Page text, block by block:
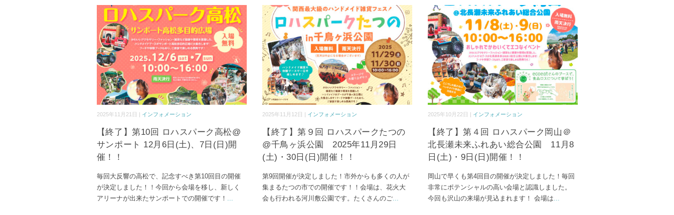
2025年11月21日 | インフォメーション
【終了】第10回 ロハスパーク高松@
サンポート 12月6日(土)、7日(日)開
催！！
毎回大反響の高松で、記念すべき第10回目の開催
が決定しました！！今回から会場を移し、新しく
アリーナが出来たサンポートでの開催です！ ...
2025年11月12日 | インフォメーション
【終了】第９回 ロハスパークたつの
@千鳥ヶ浜公園 2025年11月29日
(土)・30日(日)開催！！
第9回開催が決定しました！市外からも多くの人が
集まるたつの市での開催です！！会場は、花火大
会も行われる河川敷公園です。たくさんのご...
2025年10月22日 | インフォメーション
【終了】第４回 ロハスパーク岡山＠
北長瀬未来ふれあい総合公園 11月8
日(土)・9日(日)開催！！
岡山で早くも第4回目の開催が決定しました！毎回
非常にポテンシャルの高い会場と認識しました。
今回も沢山の来場が見込まれます！ 会場は...